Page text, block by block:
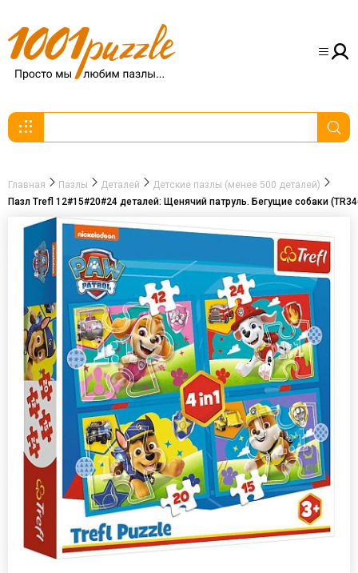
Главная Пазлы Деталей
Детские пазлы (менее 500 деталей)
Пазл Trefl 12#15#20#24 деталей: Щенячий патруль. Бегущие собаки